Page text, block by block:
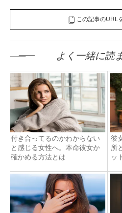
この記事のURL
よく一緒に読
付き合ってるのかわからない
と感じる女性へ。本命彼女か
確かめる方法とは
彼
所
ッ